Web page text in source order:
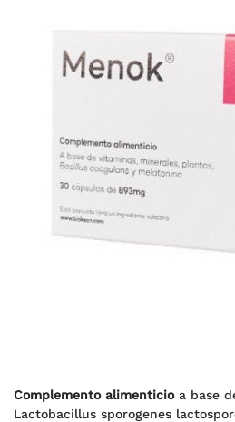
Complemento alimenticioa base
Lactobacillus sporogenes